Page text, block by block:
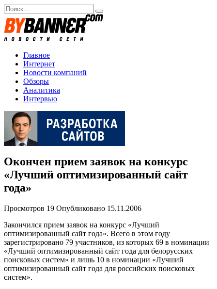
Перейти
к
содержанию
Search
for:
Главное
Интернет
Новости компаний
Обзоры
Аналитика
Интервью
Окончен прием заявок на конкурс
«Лучший оптимизированный сайт
года»
Просмотров 19 Опубликовано 15.11.2006
Закончился прием заявок на конкурс «Лучший
оптимизированный сайт года». Всего в этом году
зарегистрировано 79 участников, из которых 69 в номинации
«Лучший оптимизированный сайт года для белорусских
поисковых систем» и лишь 10 в номинации «Лучший
оптимизированный сайт года для российских поисковых
систем».